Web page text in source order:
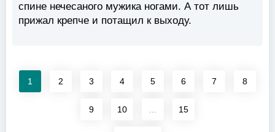
спине нечесаного мужика ногами. А тот лишь
прижал крепче и потащил к выходу.
1 2 3 4 5 6 7 8
9 10 15